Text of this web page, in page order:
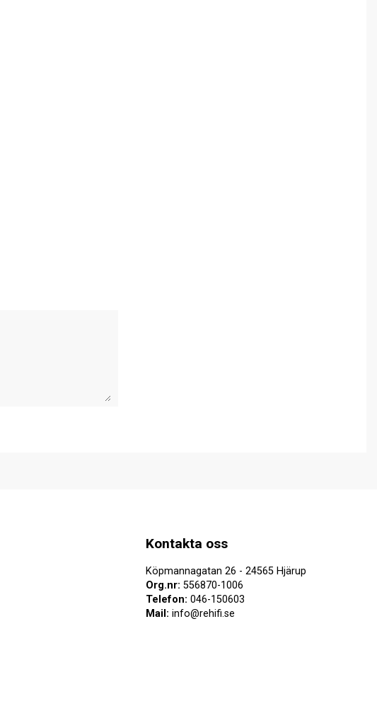
Kontakta oss
Köpmannagatan 26 - 24565 Hjärup
Org.nr: 556870-1006
Telefon: 046-150603
Mail: info@rehifi.se